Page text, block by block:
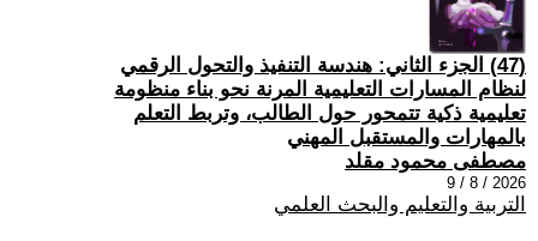
(47) الجزء الثاني: هندسة التنفيذ والتحول الرقمي
لنظام المسارات التعليمية المرنة نحو بناء منظومة
تعليمية ذكية تتمحور حول الطالب، وتربط التعلم
بالمهارات والمستقبل المهني
مصطفى محمود مقلد
2026 / 8 / 9
التربية والتعليم والبحث العلمي